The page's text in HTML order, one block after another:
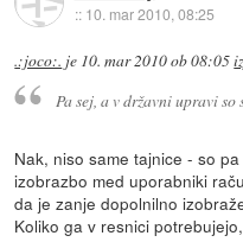
:: 10. mar 2010, 08:25
.:joco:. je 10. mar 2010 ob 08:05
Pa sej, a v državni upravi
Nak, niso same tajnice - so
izobrazbo med uporabniki
da je zanje dopolnilno
Koliko ga v resnici